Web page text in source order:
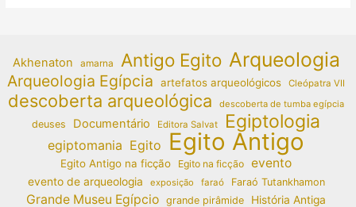
Akhenaton amarna Antigo Egito Arqueologia
Arqueologia Egípcia artefatos arqueológicos Cleópatra VII
descoberta arqueológica descoberta de tumba egípcia
deuses Documentário Editora Salvat Egiptologia
egiptomania Egito Egito Antigo
Egito Antigo na ficção Egito na ficção evento
evento de arqueologia exposição faraó Faraó Tutankhamon
Grande Museu Egípcio grande pirâmide
História Antiga